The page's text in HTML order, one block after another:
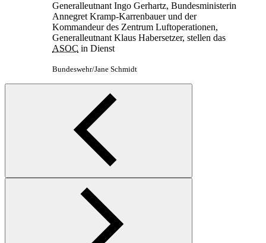
Generalleutnant Ingo Gerhartz, Bundesministerin
Annegret Kramp-Karrenbauer und der
Kommandeur des Zentrum Luftoperationen,
Generalleutnant Klaus Habersetzer, stellen das
ASOC in Dienst
Bundeswehr/Jane Schmidt